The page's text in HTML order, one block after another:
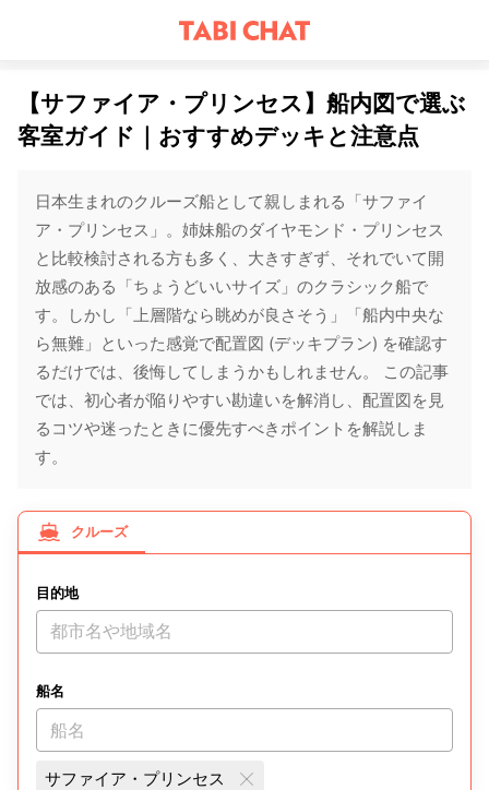
【サファイア・プリンセス】船内図で選ぶ
客室ガイド｜おすすめデッキと注意点
日本生まれのクルーズ船として親しまれる「サファイ
ア・プリンセス」。姉妹船のダイヤモンド・プリンセス
と比較検討される方も多く、大きすぎず、それでいて開
放感のある「ちょうどいいサイズ」のクラシック船で
す。しかし「上層階なら眺めが良さそう」「船内中央な
ら無難」といった感覚で配置図 (デッキプラン) を確認す
るだけでは、後悔してしまうかもしれません。 この記事
では、初心者が陥りやすい勘違いを解消し、配置図を見
るコツや迷ったときに優先すべきポイントを解説しま
す。
クルーズ
目的地
都市名や地域名
船名
船名
サファイア・プリンセス